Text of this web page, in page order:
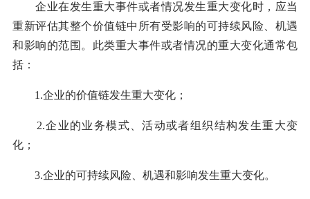
企业在发生重大事件或者情况发生重大变化时，应当
重新评估其整个价值链中所有受影响的可持续风险、机遇
和影响的范围。此类重大事件或者情况的重大变化通常包
括：
1.企业的价值链发生重大变化；
2.企业的业务模式、活动或者组织结构发生重大变
化；
3.企业的可持续风险、机遇和影响发生重大变化。